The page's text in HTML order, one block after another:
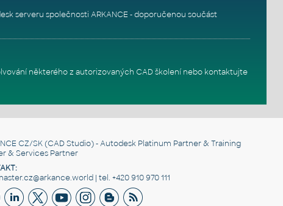
serveru společnosti ARKANCE - doporučenou součást
některého z autorizovaných CAD školenínebo kontaktujte
CZ/SK(CAD Studio) - Autodesk Platinum Partner & Training
& Services Partner
| tel. +420 910 970 111